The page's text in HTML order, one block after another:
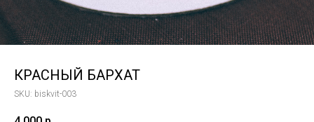
КРАСНЫЙ БАРХАТ
SKU: biskvit-003